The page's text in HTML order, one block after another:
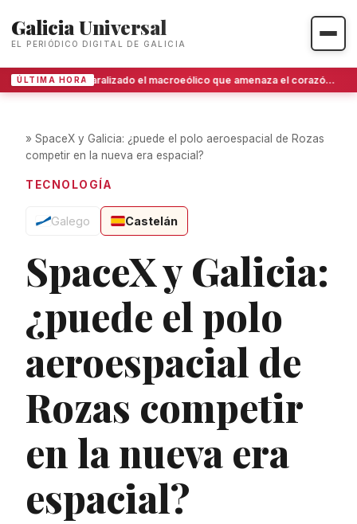
Galicia Universal
EL PERIÓDICO DIGITAL DE GALICIA
ÚLTIMA HORA Paralizado el macroeólico que amenaza el corazón de O Invernadoiro
» SpaceX y Galicia: ¿puede el polo aeroespacial de Rozas
competir en la nueva era espacial?
TECNOLOGÍA
Galego Castelán
SpaceX y Galicia:
¿puede el polo
aeroespacial de
Rozas competir
en la nueva era
espacial?